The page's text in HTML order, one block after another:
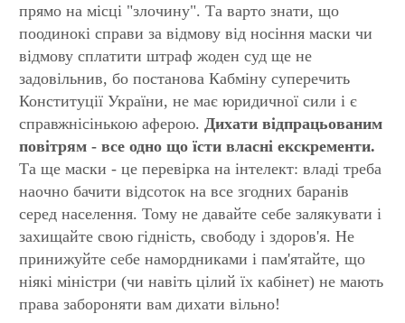
прямо на місці "злочину". Та варто знати, що
поодинокі справи за відмову від носіння маски чи
відмову сплатити штраф жоден суд ще не
задовільнив, бо постанова Кабміну суперечить
Конституції України, не має юридичної сили і є
справжнісінькою аферою. Дихати відпрацьованим
повітрям - все одно що їсти власні екскременти.
Та ще маски - це перевірка на інтелект: владі треба
наочно бачити відсоток на все згодних баранів
серед населення. Тому не давайте себе залякувати і
захищайте свою гідність, свободу і здоров'я. Не
принижуйте себе намордниками і пам'ятайте, що
ніякі міністри (чи навіть цілий їх кабінет) не мають
права забороняти вам дихати вільно!